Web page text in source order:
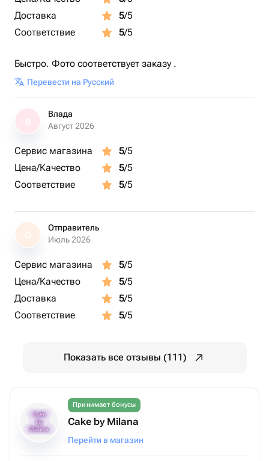
Доставка
5/5
Соответствие
5/5
Быстро. Фото соответствует заказу .
Перевести на Русский
Влада
Август 2026
Сервис магазина 5/5
Цена/Качество
5/5
Соответствие
5/5
О
Отправитель
Июль 2026
Сервис магазина 5/5
Цена/Качество
5/5
Доставка
5/5
Соответствие
5/5
Показать все отзывы (111)
Принимает бонусы
Cake by Milana
Перейти в магазин